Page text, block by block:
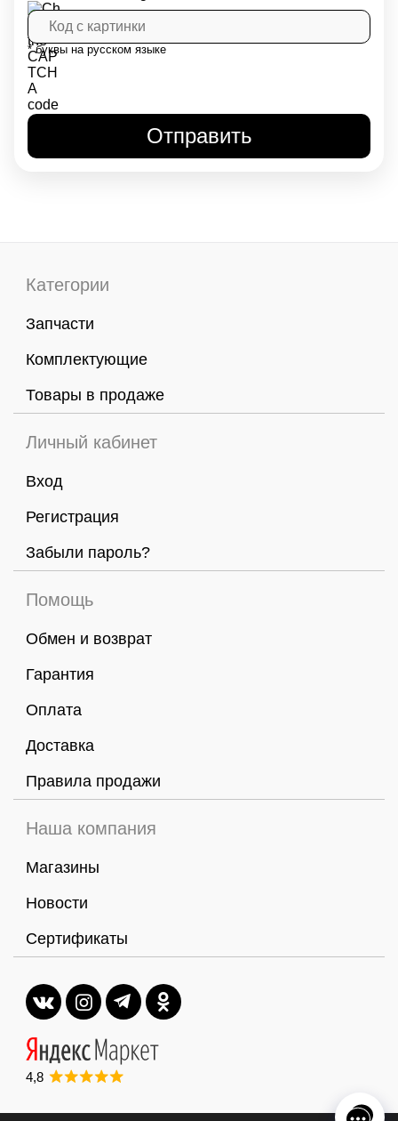
* буквы на русском языке
Категории
Запчасти
Комплектующие
Товары в продаже
Личный кабинет
Вход
Регистрация
Забыли пароль?
Помощь
Обмен и возврат
Гарантия
Оплата
Доставка
Правила продажи
Наша компания
Магазины
Новости
Сертификаты
4,8